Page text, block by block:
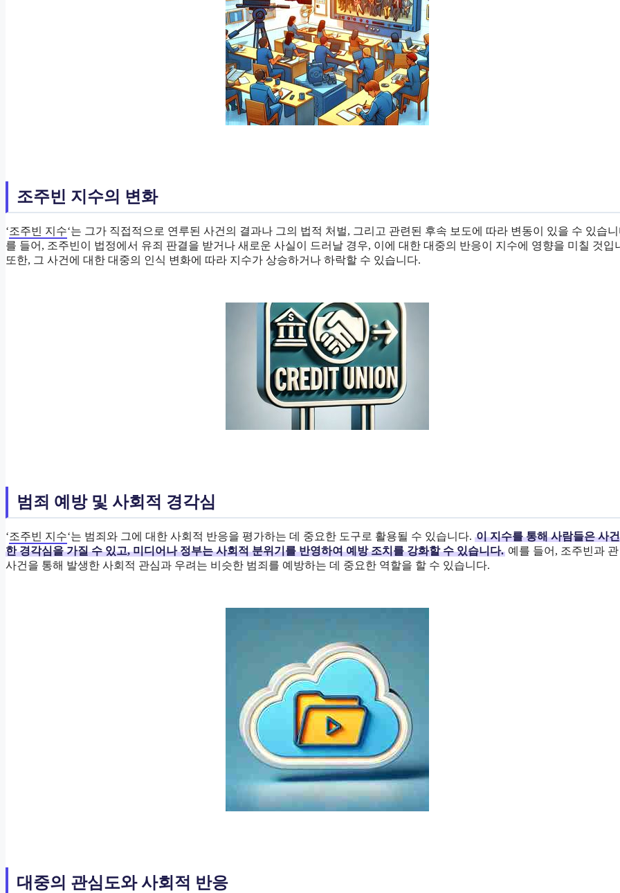
조주빈 지수의 변화
‘조주빈 지수‘는 그가 직접적으로 연루된 사건의 결과나 그의 법적 처벌, 그리고 관련된 후속 보도에 따라 변동이 있을 수 있습
를 들어, 조주빈이 법정에서 유죄 판결을 받거나 새로운 사실이 드러날 경우, 이에 대한 대중의 반응이 지수에 영향을 미칠 것입
또한, 그 사건에 대한 대중의 인식 변화에 따라 지수가 상승하거나 하락할 수 있습니다.
범죄 예방 및 사회적 경각심
‘조주빈 지수‘는 범죄와 그에 대한 사회적 반응을 평가하는 데 중요한 도구로 활용될 수 있습니다. 이 지수를 통해 사람들은 사
한 경각심을 가질 수 있고, 미디어나 정부는 사회적 분위기를 반영하여 예방 조치를 강화할 수 있습니다. 예를 들어, 조주빈과
사건을 통해 발생한 사회적 관심과 우려는 비슷한 범죄를 예방하는 데 중요한 역할을 할 수 있습니다.
대중의 관심도와 사회적 반응